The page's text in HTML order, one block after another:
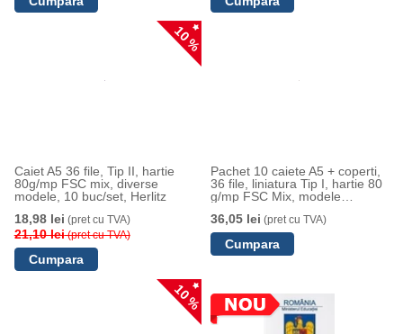
10 %
Caiet A5 36 file, Tip II, hartie
80g/mp FSC mix, diverse
modele, 10 buc/set, Herlitz
18,98 lei (pret cu TVA)
21,10 lei(pret cu TVA)
Pachet 10 caiete A5 + coperti,
36 file, liniatura Tip I, hartie 80
g/mp FSC Mix, modele
36,05 lei (pret cu TVA)
10 %